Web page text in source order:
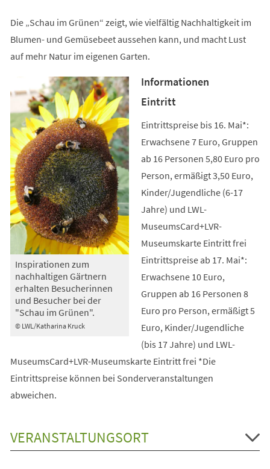
Die „Schau im Grünen“ zeigt, wie vielfältig Nachhaltigkeit im
Blumen- und Gemüsebeet aussehen kann, und macht Lust
auf mehr Natur im eigenen Garten.
© LWL/Katharina Kruck
Inspirationen zum
nachhaltigen Gärtnern
erhalten Besucherinnen
und Besucher bei der
"Schau im Grünen".
Informationen
Eintritt
Eintrittspreise bis 16. Mai*:
Erwachsene 7 Euro, Gruppen
ab 16 Personen 5,80 Euro pro
Person, ermäßigt 3,50 Euro,
Kinder/Jugendliche (6-17
Jahre) und LWL-
MuseumsCard+LVR-
Museumskarte Eintritt frei
Eintrittspreise ab 17. Mai*:
Erwachsene 10 Euro,
Gruppen ab 16 Personen 8
Euro pro Person, ermäßigt 5
Euro, Kinder/Jugendliche
(bis 17 Jahre) und LWL-
MuseumsCard+LVR-Museumskarte Eintritt frei *Die
Eintrittspreise können bei Sonderveranstaltungen
abweichen.
VERANSTALTUNGSORT